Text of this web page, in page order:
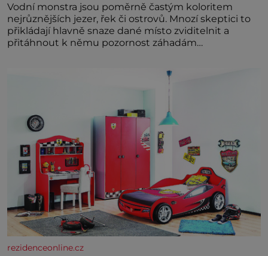
Vodní monstra jsou poměrně častým koloritem
nejrůznějších jezer, řek či ostrovů. Mnozí skeptici to
přikládají hlavně snaze dané místo zviditelnit a
přitáhnout k němu pozornost záhadám
rezidenceonline.cz